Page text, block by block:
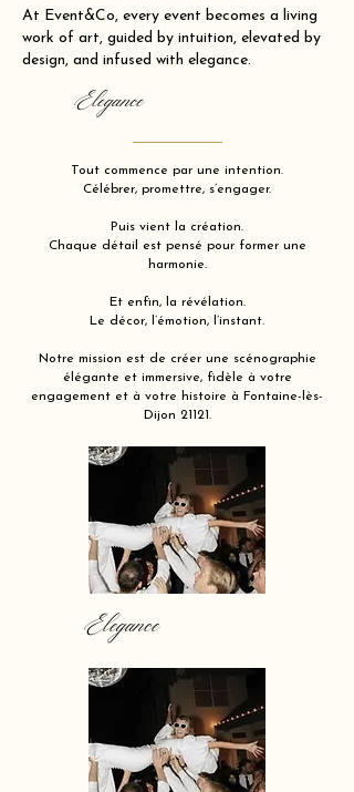
At Event&Co, every event becomes a living
work of art, guided by intuition, elevated by
design, and infused with elegance.
Elegance
Tout commence par une intention.
Célébrer, promettre, s’engager.
Puis vient la création.
Chaque détail est pensé pour former une
harmonie.
Et enfin, la révélation.
Le décor, l’émotion, l’instant.
Notre mission est de créer une scénographie
élégante et immersive, fidèle à votre
engagement et à votre histoire à Fontaine-lès-
Dijon 21121.
Elegance